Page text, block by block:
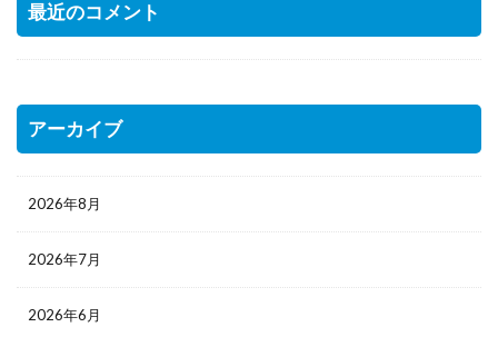
最近のコメント
アーカイブ
2026年8月
2026年7月
2026年6月